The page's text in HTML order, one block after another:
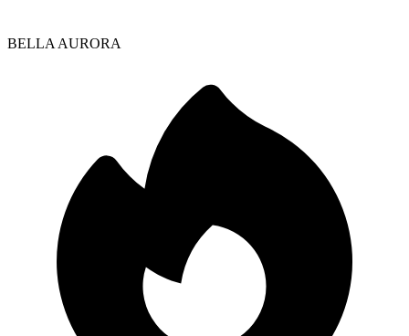
BELLA AURORA